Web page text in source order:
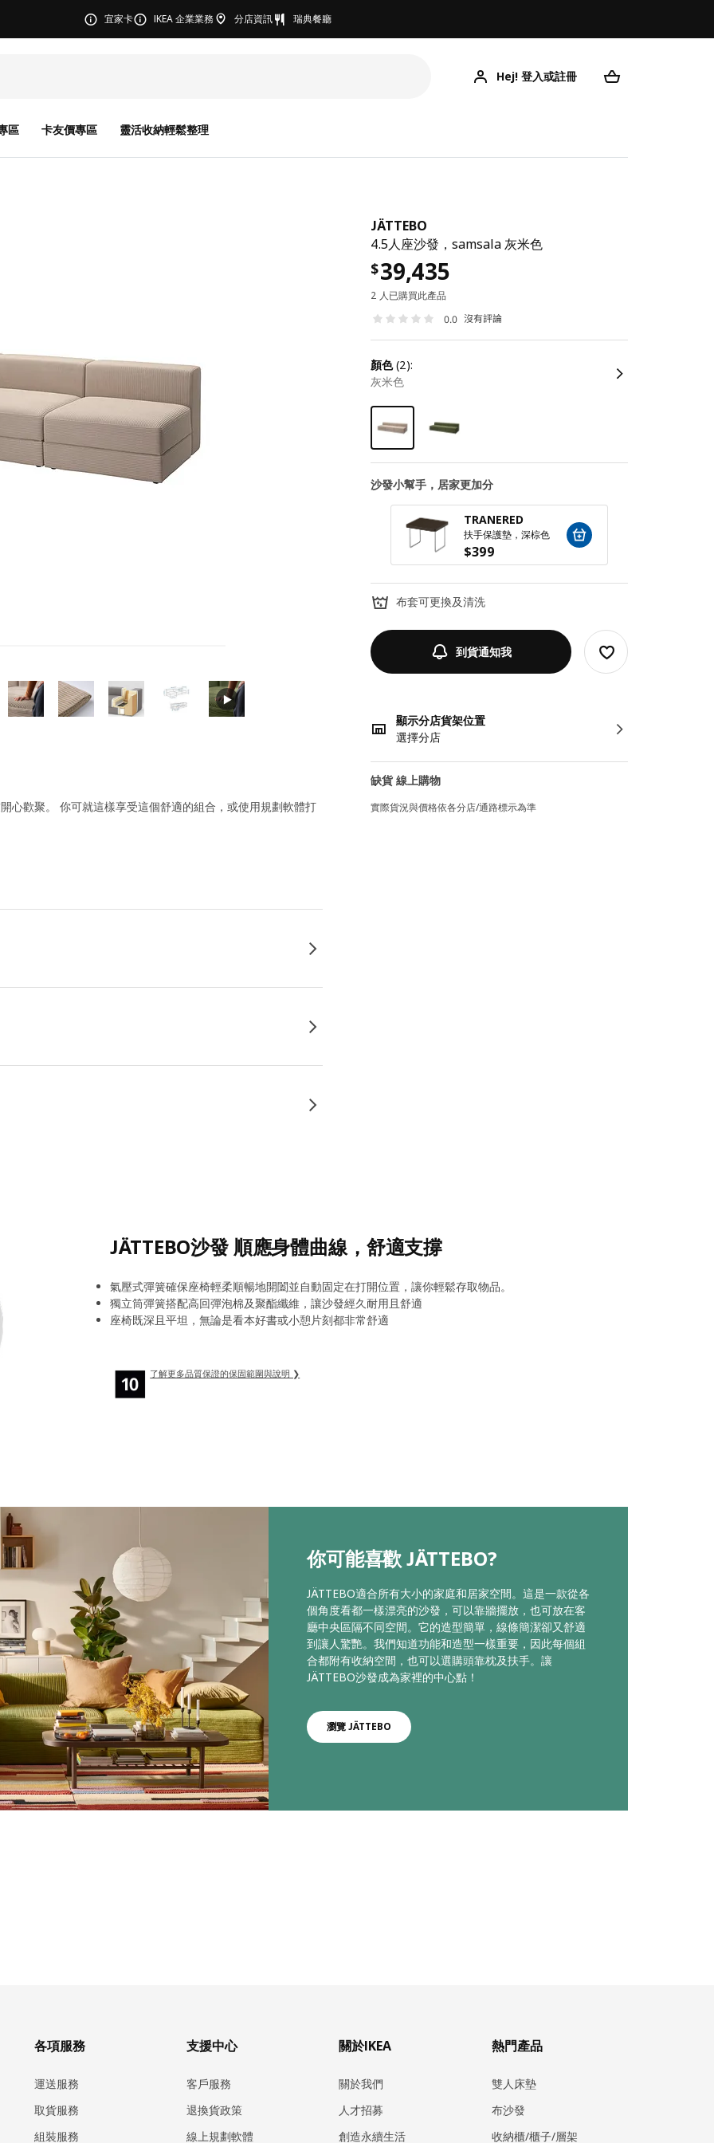
宜家卡 IKEA 企業業務 分店資訊 瑞典餐廳
Hej! 登入或註冊
區 卡友價專區 靈活收納輕鬆整理
JÄTTEBO
4.5人座沙發，samsala 灰米色
$39,435
2 人已購買此產品
0.0 沒有評論
顏色(2):
灰米色
沙發小幫手，居家更加分
TRANERED
扶手保護墊，深棕色
$399
布套可更換及清洗
到貨通知我
顯示分店貨架位置
選擇分店
缺貨 線上購物
實際貨況與價格依各分店/通路標示為準
心歡聚。 你可就這樣享受這個舒適的組合，或使用規劃軟體打
JÄTTEBO沙發 順應身體曲線，舒適支撐
氣壓式彈簧確保座椅輕柔順暢地開闔並自動固定在打開位置，讓你輕鬆存取物品。
獨立筒彈簧搭配高回彈泡棉及聚酯纖維，讓沙發經久耐用且舒適
座椅既深且平坦，無論是看本好書或小憩片刻都非常舒適
了解更多品質保證的保固範圍與說明 ❯
你可能喜歡 JÄTTEBO?
JÄTTEBO適合所有大小的家庭和居家空間。這是一款從各
個角度看都一樣漂亮的沙發，可以靠牆擺放，也可放在客
廳中央區隔不同空間。它的造型簡單，線條簡潔卻又舒適
到讓人驚艷。我們知道功能和造型一樣重要，因此每個組
合都附有收納空間，也可以選購頭靠枕及扶手。讓
JÄTTEBO沙發成為家裡的中心點！
瀏覽 JÄTTEBO
各項服務
運送服務
取貨服務
組裝服務
支援中心
客戶服務
退換貨政策
線上規劃軟體
關於IKEA
關於我們
人才招募
創造永續生活
熱門產品
雙人床墊
布沙發
收納櫃/櫃子/層架